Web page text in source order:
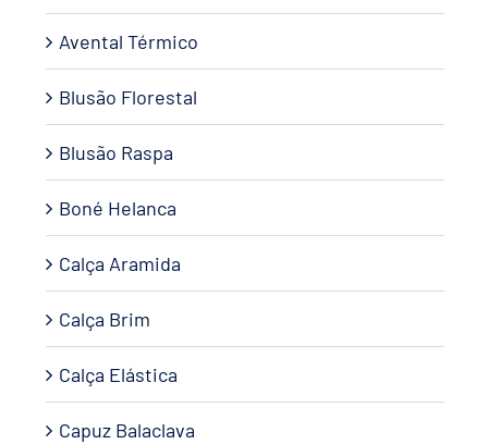
Avental Térmico
Blusão Florestal
Blusão Raspa
Boné Helanca
Calça Aramida
Calça Brim
Calça Elástica
Capuz Balaclava